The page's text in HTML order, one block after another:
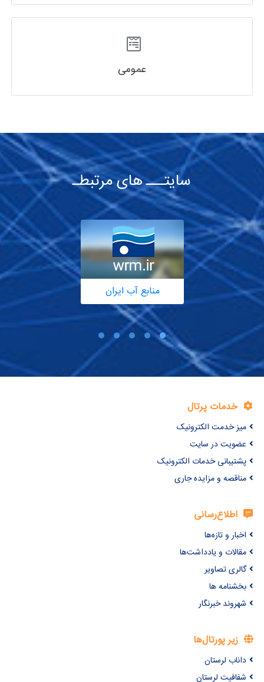
عمومی
سایتـــ های مرتبطـ
منابع آب ایران
خدمات پرتال
میز خدمت الکترونیک
عضویت در سایت
پشتیبانی خدمات الکترونیک
مناقصه و مزایده جاری
اطلاع‌رسانی
اخبار و تازه‌ها
مقالات و یادداشت‌ها
گالری تصاویر
بخشنامه ها
شهروند خبرنگار
زیر پورتال‌ها
داناب لرستان
شفافیت لرستان